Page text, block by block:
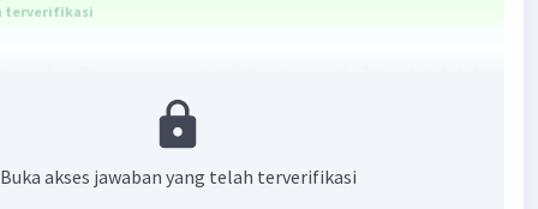
terverifikasi
Buka akses jawaban yang telah terverifikasi